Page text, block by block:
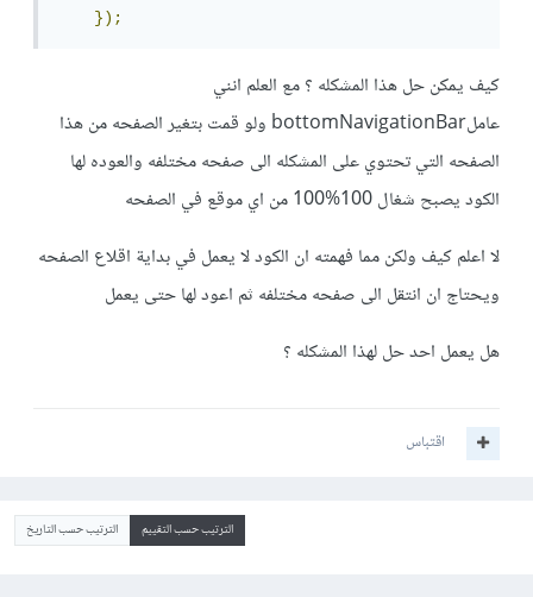
});
كيف يمكن حل هذا المشكله ؟ مع العلم انني
عاملbottomNavigationBar ولو قمت بتغير الصفحه من هذا
الصفحه التي تحتوي على المشكله الى صفحه مختلفه والعوده لها
الكود يصبح شغال 100%100 من اي موقع في الصفحه
لا اعلم كيف ولكن مما فهمته ان الكود لا يعمل في بداية اقلاع الصفحه
ويحتاج ان انتقل الى صفحه مختلفه ثم اعود لها حتى يعمل
هل يعمل احد حل لهذا المشكله ؟
اقتباس
الترتيب حسب التقييم الترتيب حسب التاريخ